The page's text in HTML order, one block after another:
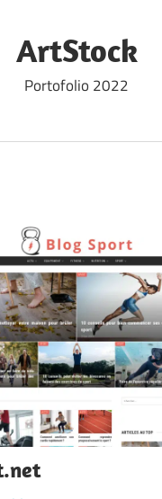
ArtStock
Portofolio 2022